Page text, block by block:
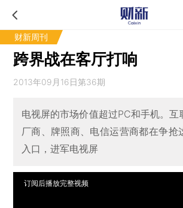
财新周刊
跨界战在客厅打响
2013年09月16日第36期
电视屏的市场价值超过PC和手机。互
厂商、牌照商、电信运营商都在争抢
入口，进军电视屏
订阅后播放完整视频